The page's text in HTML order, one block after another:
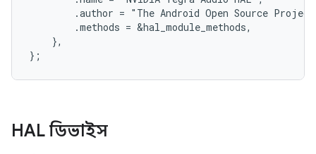
.author = "The Android Open Source
        .methods = &hal_module_methods,
    },
HAL ডিভাইস